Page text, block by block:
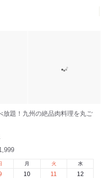
放題！九州の絶品肉料理を丸ご
月
10
火
11
水
12